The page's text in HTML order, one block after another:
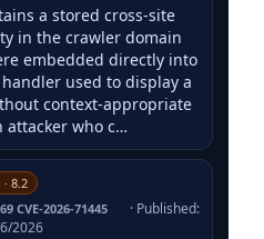
a stored cross-site
in the crawler domain
embedded directly into
used to display a
context-appropriate
attacker who c…
8.2
CVE-2026-71445
· Published:
2026